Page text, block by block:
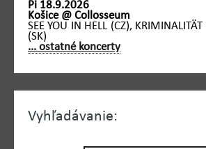
Pi 18.9.2026
Košice @ Collosseum
SEE YOU IN HELL (CZ),
(SK)
... ostatné koncerty
Vyhľadávanie: